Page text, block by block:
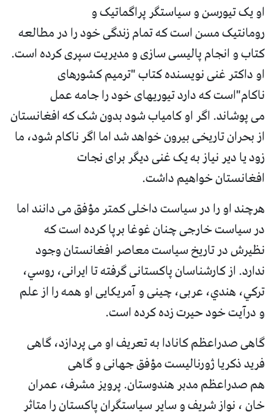
او یک تیورسن و سیاستگر پراگماتیک و
رومانتیک مسن است که تمام زندگی خود را در مطالعه
کتاب و انجام پالیسی سازی و مدیریت سپری کرده است.
او داکتر غنی نویسنده کتاب "ترمیم کشورهای
ناکام"است که دارد تیوریهای خود را جامه عمل
می پوشاند. اگر او کامیاب شود بدون شک که افغانستان
از بحران تاریخی بیرون خواهد شد اما اگر ناکام شود، ما
زود یا دیر نیاز به یک غنی دیگر برای نجات
افغانستان خواهیم داشت.
هرچند او را در سیاست داخلی کمتر مؤفق می دانند اما
در سیاست خارجی چنان غوغا برپا کرده است که
نظیرش در تاریخ سیاست معاصر افغانستان وجود
ندارد. از کارشناسان پاکستانی گرفته تا ایرانی، روسي،
ترکي، هندي، عربی، چینی و آمریکایی او همه را از علم
و درآیت خود حیرت زده کرده است.
گاهی صدراعظم کانادا به تعریف او می پردازد، گاهی
فرید ذکریا ژورنالیست مؤفق جهانی و گاهی
هم صدراعظم مدبر هندوستان. پرویز مشرف، عمران
خان ، نواز شریف و سایر سیاستگران پاکستان را متاثر